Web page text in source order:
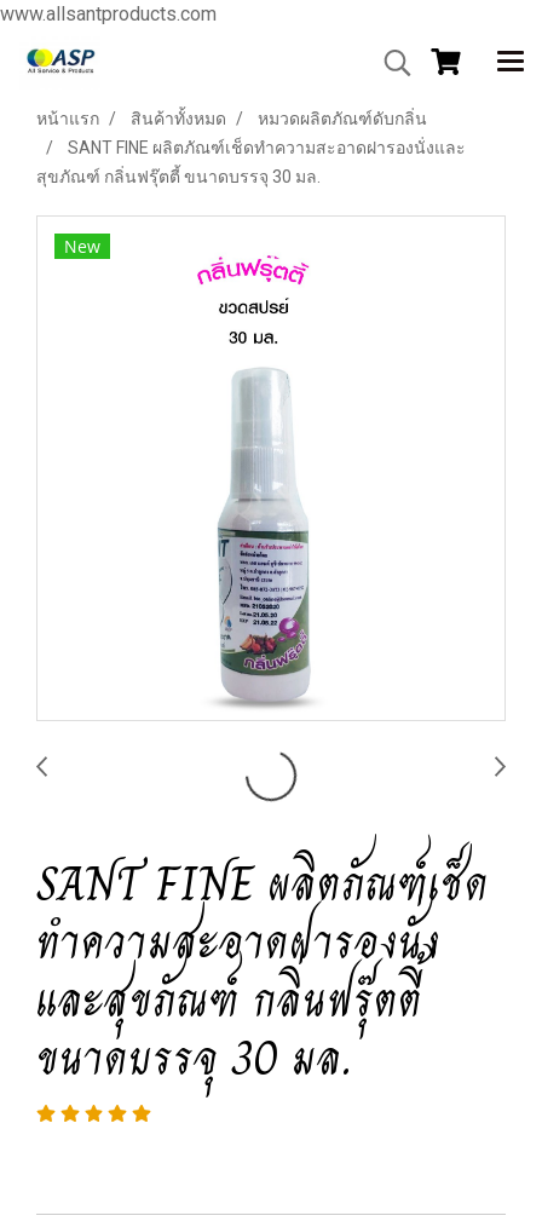
www.allsantproducts.com
หน้าแรก สินค้าทั้งหมด
หมวดผลิตภัณฑ์ดับกลิ่น
SANT FINE ผลิตภัณฑ์เช็ดทำความสะอาดฝารองนั่งและ
สุขภัณฑ์ กลิ่นฟรุ๊ตตี้ ขนาดบรรจุ 30 มล.
New
SANT FINE ผลิตภัณฑ์เช็ด
ทำความสะอาดฝารองนั่ง
และสุขภัณฑ์ กลิ่นฟรุ๊ตตี้
ขนาดบรรจุ 30 มล.